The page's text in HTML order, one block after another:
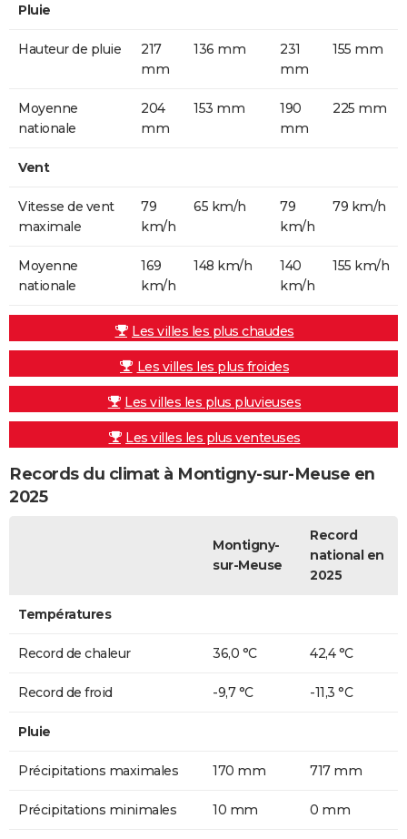
Pluie
Hauteur de pluie
217
mm
136 mm
231
mm
155 mm
Moyenne
nationale
204
mm
153 mm
190
mm
225 mm
Vent
Vitesse de vent
maximale
79
km/h
65 km/h
79
km/h
79 km/h
Moyenne
nationale
169
km/h
148 km/h
140
km/h
155 km/h
Les villes les plus chaudes
Les villes les plus froides
Les villes les plus pluvieuses
Les villes les plus venteuses
Records du climat à Montigny-sur-Meuse en
2025
Montigny-
sur-Meuse
Record
national en
2025
Températures
Record de chaleur 36,0 °C 42,4 °C
Record de froid -9,7 °C -11,3 °C
Pluie
Précipitations maximales 170 mm 717 mm
Précipitations minimales 10 mm 0 mm